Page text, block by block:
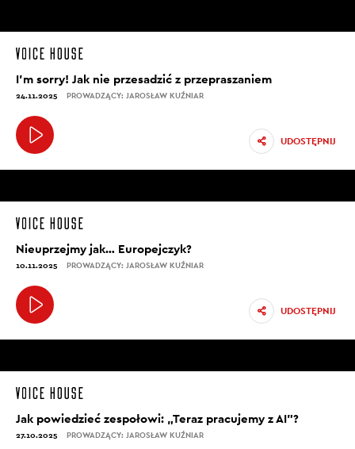
I’m sorry! Jak nie przesadzić z przepraszaniem
24.11.2025 PROWADZĄCY: JAROSŁAW KUŹNIAR
UDOSTĘPNIJ
Nieuprzejmy jak… Europejczyk?
10.11.2025 PROWADZĄCY: JAROSŁAW KUŹNIAR
UDOSTĘPNIJ
Jak powiedzieć zespołowi: „Teraz pracujemy z AI”?
27.10.2025 PROWADZĄCY: JAROSŁAW KUŹNIAR